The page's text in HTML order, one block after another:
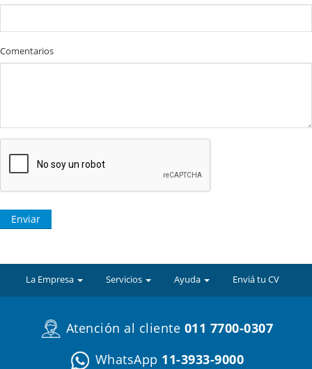
Comentarios
Enviar
La Empresa Servicios Ayuda Enviá tu CV
Atención al cliente 011 7700-0307
WhatsApp 11-3933-9000